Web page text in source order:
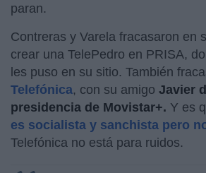
paran.
Contreras y Varela fracasaron en
crear una TelePedro en PRISA,
les puso en su sitio. También
Telefónica, con su amigo Javier
presidencia de Movistar+. Y es
es socialista y sanchista pero
Telefónica no está para ruidos.